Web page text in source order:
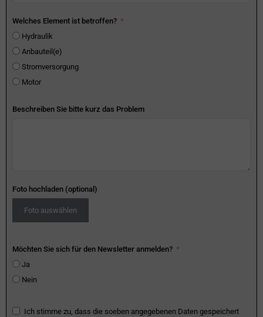
Welches Element ist betroffen?
Hydraulik
Anbauteil(e)
Stromversorgung
Motor
Beschreiben Sie bitte kurz das Problem
Foto hochladen (optional)
Foto auswählen
Möchten Sie sich für den Newsletter anmelden?
Ja
Nein
Ich stimme zu, dass die soeben angegebenen Daten gespeichert